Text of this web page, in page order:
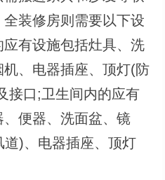
装修房则需要以下设
有设施包括灶具、洗
、电器插座、顶灯(防
接口;卫生间内的应有
便器、洗面盆、镜
)、电器插座、顶灯